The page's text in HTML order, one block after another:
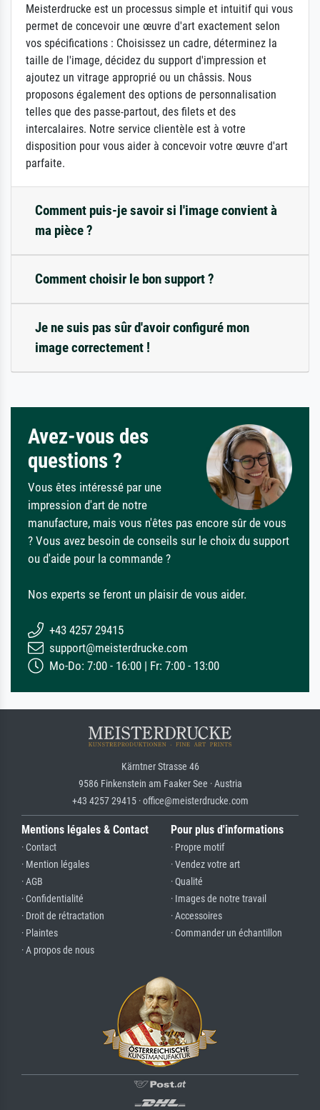
Meisterdrucke est un processus simple et intuitif qui vous
permet de concevoir une œuvre d'art exactement selon
vos spécifications : Choisissez un cadre, déterminez la
taille de l'image, décidez du support d'impression et
ajoutez un vitrage approprié ou un châssis. Nous
proposons également des options de personnalisation
telles que des passe-partout, des filets et des
intercalaires. Notre service clientèle est à votre
disposition pour vous aider à concevoir votre œuvre d'art
parfaite.
Comment puis-je savoir si l'image convient à
ma pièce ?
Comment choisir le bon support ?
Je ne suis pas sûr d'avoir configuré mon
image correctement !
Avez-vous des
questions ?
Vous êtes intéressé par une
impression d'art de notre
manufacture, mais vous n'êtes pas encore sûr de vous
? Vous avez besoin de conseils sur le choix du support
ou d'aide pour la commande ?
Nos experts se feront un plaisir de vous aider.
+43 4257 29415
support@meisterdrucke.com
Mo-Do: 7:00 - 16:00 | Fr: 7:00 - 13:00
Kärntner Strasse 46
9586 Finkenstein am Faaker See · Austria
+43 4257 29415 · office@meisterdrucke.com
Mentions légales & Contact
· Contact
· Mention légales
· AGB
· Confidentialité
· Droit de rétractation
· Plaintes
· A propos de nous
Pour plus d'informations
· Propre motif
· Vendez votre art
· Qualité
· Images de notre travail
· Accessoires
· Commander un échantillon